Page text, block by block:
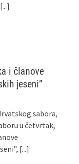
[...]
i članove
jeseni”
sabora,
u četvrtak,
[...]